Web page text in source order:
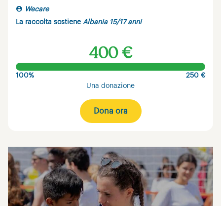
Wecare
La raccolta sostiene Albania 15/17 anni
400 €
100%
250 €
Una donazione
Dona ora